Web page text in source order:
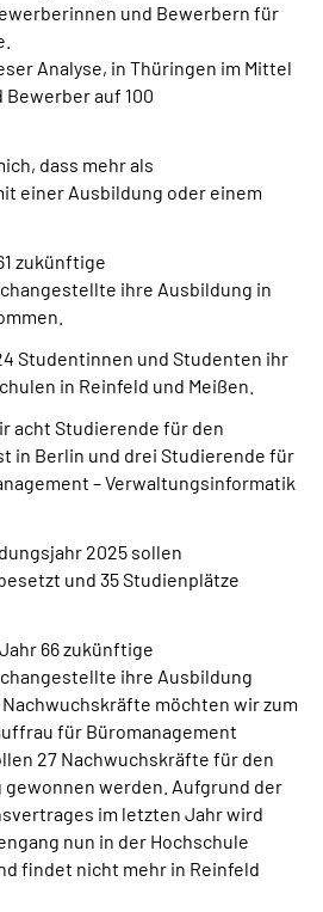
und Bewerbern für
Analyse, in Thüringen im Mittel
auf 100
dass mehr als
einer Ausbildung oder einem
zukünftige
ihre Ausbildung in
Studentinnen und Studenten ihr
in Reinfeld und Meißen.
acht Studierende für den
in Berlin und drei Studierende für
– Verwaltungsinformatik
2025 sollen
und 35 Studienplätze
66 zukünftige
ihre Ausbildung
möchten wir zum
für Büromanagement
27 Nachwuchskräfte für den
werden. Aufgrund der
im letzten Jahr wird
nun in der Hochschule
findet nicht mehr in Reinfeld